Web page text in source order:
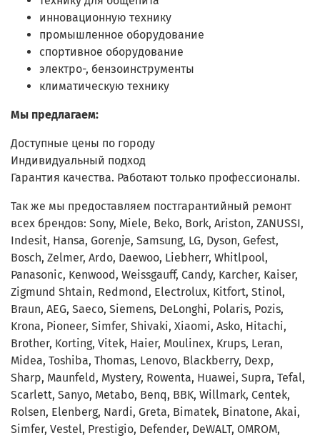
инновационную технику
промышленное оборудование
спортивное оборудование
электро-, бензоинструменты
климатическую технику
Мы предлагаем:
Доступные цены по городу
Индивидуальный подход
Гарантия качества. Работают только профессионалы.
Так же мы предоставляем постгарантийный ремонт
всех брендов: Sony, Miele, Beko, Bork, Ariston, ZANUSSI,
Indesit, Hansa, Gorenje, Samsung, LG, Dyson, Gefest,
Bosch, Zelmer, Ardo, Daewoo, Liebherr, Whitlpool,
Panasonic, Kenwood, Weissgauff, Candy, Karcher, Kaiser,
Zigmund Shtain, Redmond, Electrolux, Kitfort, Stinol,
Braun, AEG, Saeco, Siemens, DeLonghi, Polaris, Pozis,
Krona, Pioneer, Simfer, Shivaki, Xiaomi, Asko, Hitachi,
Brother, Korting, Vitek, Haier, Moulinex, Krups, Leran,
Midea, Toshiba, Thomas, Lenovo, Blackberry, Dexp,
Sharp, Maunfeld, Mystery, Rowenta, Huawei, Supra, Tefal,
Scarlett, Sanyo, Metabo, Benq, BBK, Willmark, Centek,
Rolsen, Elenberg, Nardi, Greta, Bimatek, Binatone, Akai,
Simfer, Vestel, Prestigio, Defender, DeWALT, OMROM,